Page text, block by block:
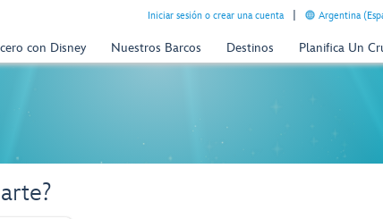
Iniciar sesión o crear una cuenta Argentina
con Disney Nuestros Barcos Destinos Planifica Un